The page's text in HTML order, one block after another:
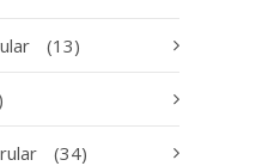
(13)
(34)